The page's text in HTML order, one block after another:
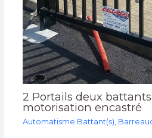
2 Portails deux
motorisation encastré
Automatisme Battant(s),